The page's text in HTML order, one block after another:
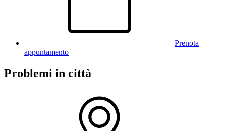
Prenota
appuntamento
Problemi in città